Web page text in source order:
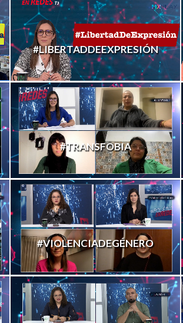
#LIBERTADDEEXPRESIÓN
#TRANSFOBIA
#VIOLENCIADEGÉNERO